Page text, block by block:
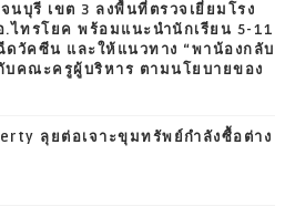
นบุรี เขต 3 ลงพื้นที่ตรวจเยี่ยมโรง
.ไทรโยค พร้อมแนะนำนักเรียน 5-11
ดวัคซีน และให้แนวทาง “พาน้องกลับ
บคณะครูผู้บริหาร ตามนโยบายของ
ลุยต่อเจาะขุมทรัพย์กำลังซื้อต่าง